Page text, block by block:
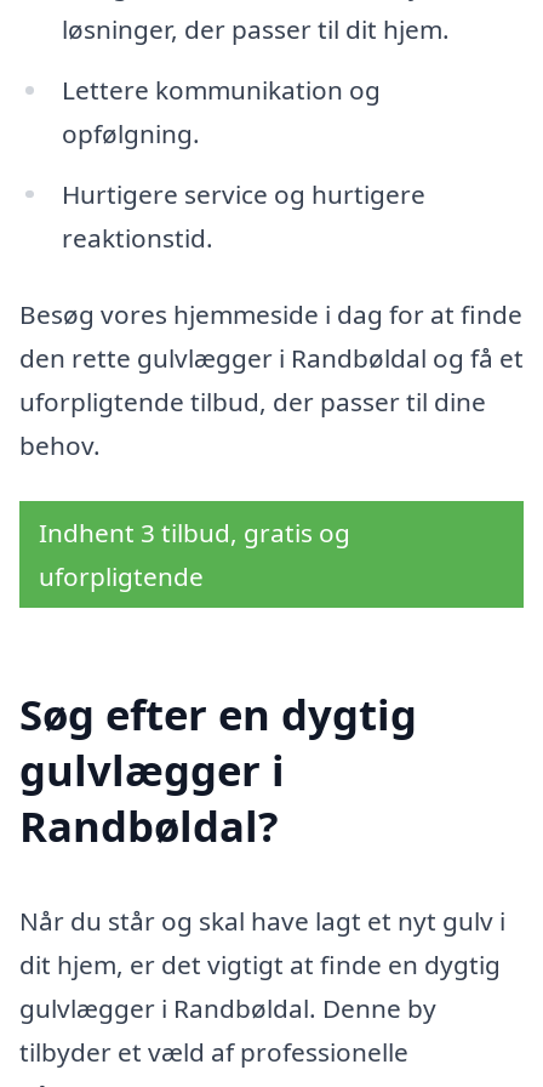
løsninger, der passer til dit hjem.
Lettere kommunikation og
opfølgning.
Hurtigere service og hurtigere
reaktionstid.
Besøg vores hjemmeside i dag for at finde
den rette gulvlægger i Randbøldal og få et
uforpligtende tilbud, der passer til dine
behov.
Indhent 3 tilbud, gratis og
uforpligtende
Søg efter en dygtig
gulvlægger i
Randbøldal?
Når du står og skal have lagt et nyt gulv i
dit hjem, er det vigtigt at finde en dygtig
gulvlægger i Randbøldal. Denne by
tilbyder et væld af professionelle